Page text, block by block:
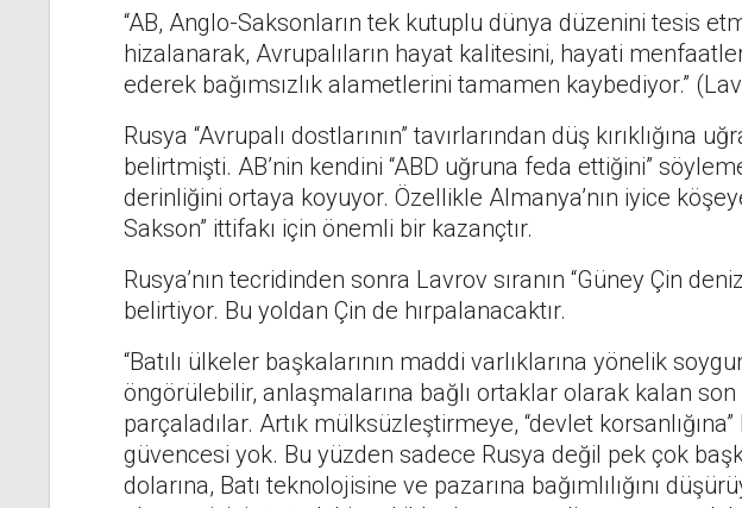
“AB, Anglo-Saksonların tek kutuplu dünya düzenini tesis
hizalanarak, Avrupalıların hayat kalitesini, hayati
ederek bağımsızlık alametlerini tamamen kaybediyor.”
Rusya “Avrupalı dostlarının” tavırlarından düş kırıklığına
belirtmişti. AB’nin kendini “ABD uğruna feda ettiğini”
derinliğini ortaya koyuyor. Özellikle Almanya’nın iyice köşeye
Sakson” ittifakı için önemli bir kazançtır.
Rusya’nın tecridinden sonra Lavrov sıranın “Güney Çin
belirtiyor. Bu yoldan Çin de hırpalanacaktır.
“Batılı ülkeler başkalarının maddi varlıklarına yönelik
öngörülebilir, anlaşmalarına bağlı ortaklar olarak kalan son
parçaladılar. Artık mülksüzleştirmeye, “devlet
güvencesi yok. Bu yüzden sadece Rusya değil pek çok
dolarına, Batı teknolojisine ve pazarına bağımlılığını